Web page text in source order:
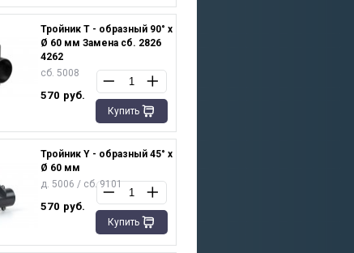
Тройник T - образный 90° х
Ø 60 мм Замена сб. 2826
4262
сб. 5008
570 руб.
Купить
Тройник Y - образный 45° х
Ø 60 мм
д. 5006 / сб. 9101
570 руб.
Купить